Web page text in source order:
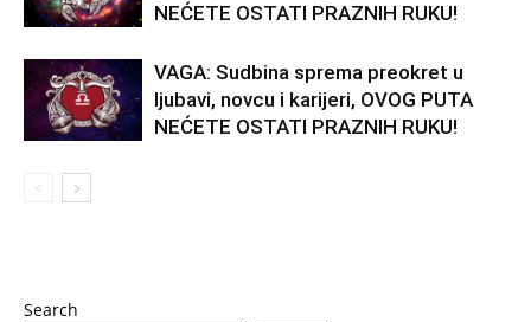
NEĆETE OSTATI PRAZNIH RUKU!
VAGA: Sudbina sprema preokret u
ljubavi, novcu i karijeri, OVOG PUTA
NEĆETE OSTATI PRAZNIH RUKU!
Search